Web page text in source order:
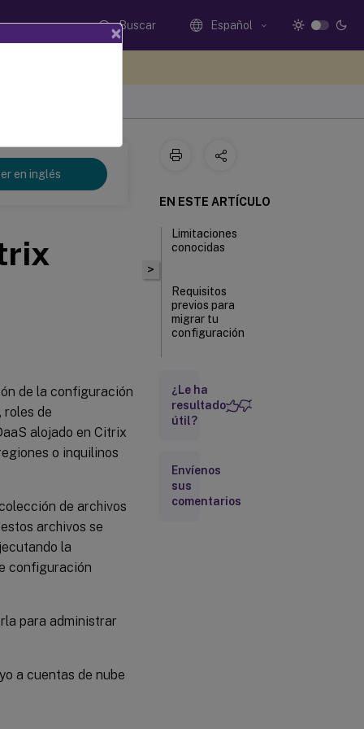
Buscar Español
en inglés
de la configuración
de
alojado en Citrix
o inquilinos
de archivos
archivos se
la
configuración
para administrar
a cuentas de nube
>
EN ESTE ARTÍCULO
Limitaciones
conocidas
Requisitos
previos para
migrar tu
configuración
clave
Actualizar
¿Le ha
resultado
útil?
Envíenos
sus
comentarios
×